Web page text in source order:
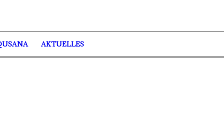
AKTUELLES